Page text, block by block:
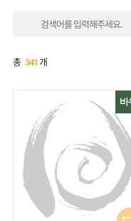
총 341 개
바